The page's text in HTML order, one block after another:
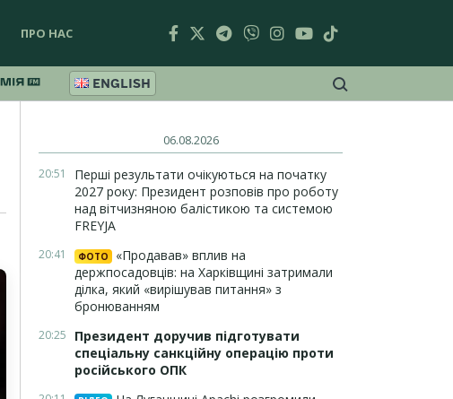
ПРО НАС
ENGLISH
06.08.2026
20:51
Перші результати очікуються на початку
2027 року: Президент розповів про роботу
над вітчизняною балістикою та системою
FREYJA
20:41 ФОТО
«Продавав» вплив на
держпосадовців: на Харківщині затримали
ділка, який «вирішував питання» з
бронюванням
20:25
Президент доручив підготувати
спеціальну санкційну операцію проти
російського ОПК